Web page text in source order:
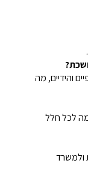
והידיים, מה
לכל חלל
ולמשרד